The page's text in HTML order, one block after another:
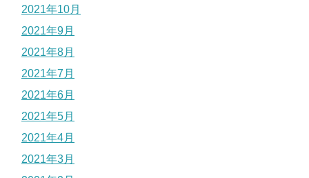
2021年10月
2021年9月
2021年8月
2021年7月
2021年6月
2021年5月
2021年4月
2021年3月